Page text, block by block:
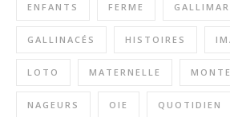
ENFANTS FERME
GALLINACÉS HISTOIRES
LOTO MATERNELLE
NAGEURS OIE QUOTIDIEN